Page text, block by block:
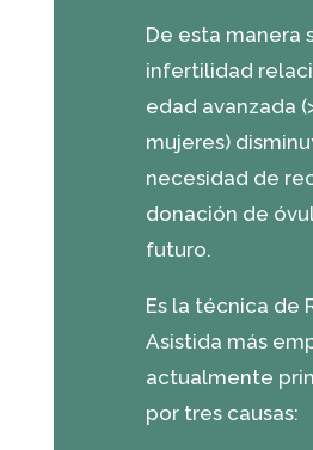
De esta manera
infertilidad
edad avanzada
mujeres)
necesidad de
donación de
futuro.
Es la técnica de
Asistida más
actualmente
por tres causas: